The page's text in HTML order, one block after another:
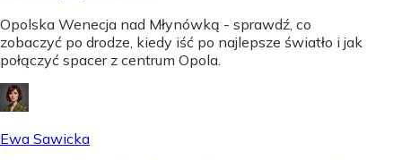
Opolska Wenecja nad Młynówką - sprawdź, co
zobaczyć po drodze, kiedy iść po najlepsze światło i jak
połączyć spacer z centrum Opola.
Ewa Sawicka